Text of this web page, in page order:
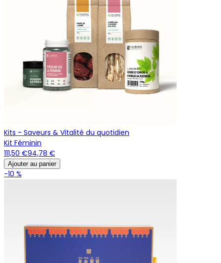
Kits - Saveurs & Vitalité du quotidien
Kit Féminin
111,50 €94,78 €
Ajouter au panier
-10 %